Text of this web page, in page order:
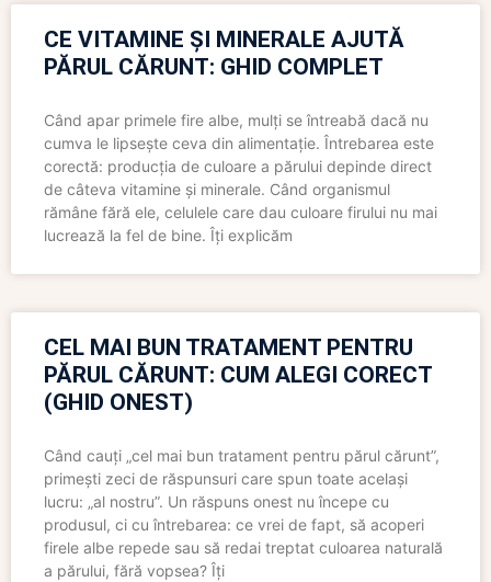
CE VITAMINE ȘI MINERALE AJUTĂ
PĂRUL CĂRUNT: GHID COMPLET
Când apar primele fire albe, mulți se întreabă dacă nu
cumva le lipsește ceva din alimentație. Întrebarea este
corectă: producția de culoare a părului depinde direct
de câteva vitamine și minerale. Când organismul
rămâne fără ele, celulele care dau culoare firului nu mai
lucrează la fel de bine. Îți explicăm
CEL MAI BUN TRATAMENT PENTRU
PĂRUL CĂRUNT: CUM ALEGI CORECT
(GHID ONEST)
Când cauți „cel mai bun tratament pentru părul cărunt”,
primești zeci de răspunsuri care spun toate același
lucru: „al nostru”. Un răspuns onest nu începe cu
produsul, ci cu întrebarea: ce vrei de fapt, să acoperi
firele albe repede sau să redai treptat culoarea naturală
a părului, fără vopsea? Îți